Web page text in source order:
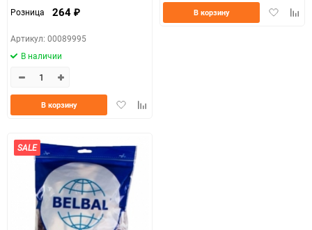
Розница 264 ₽
Артикул: 00089995
В наличии
ДобавитьДобавить
В корзину
Добавить
В корзину
SALE